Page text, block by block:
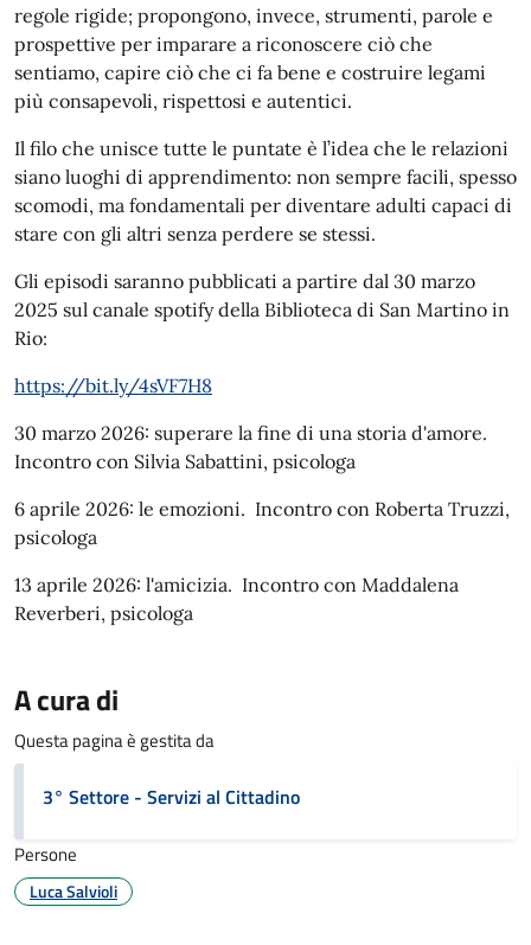
regole rigide; propongono, invece, strumenti, parole e
prospettive per imparare a riconoscere ciò che
sentiamo, capire ciò che ci fa bene e costruire legami
più consapevoli, rispettosi e autentici.
Il filo che unisce tutte le puntate è l’idea che le relazioni
siano luoghi di apprendimento: non sempre facili, spesso
scomodi, ma fondamentali per diventare adulti capaci di
stare con gli altri senza perdere se stessi.
Gli episodi saranno pubblicati a partire dal 30 marzo
2025 sul canale spotify della Biblioteca di San Martino in
Rio:
https://bit.ly/4sVF7H8
30 marzo 2026: superare la fine di una storia d'amore.
Incontro con Silvia Sabattini, psicologa
6 aprile 2026: le emozioni. Incontro con Roberta Truzzi,
psicologa
13 aprile 2026: l'amicizia. Incontro con Maddalena
Reverberi, psicologa
A cura di
Questa pagina è gestita da
3° Settore - Servizi al Cittadino
Persone
Luca Salvioli